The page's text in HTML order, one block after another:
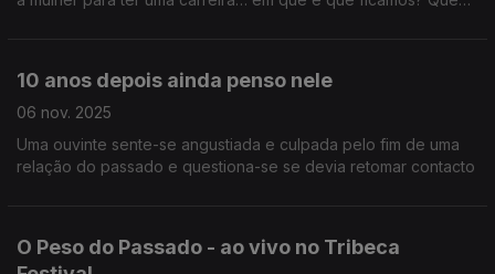
10 anos depois ainda penso nele
06 nov. 2025
Uma ouvinte sente-se angustiada e culpada pelo fim de uma
relação do passado e questiona-se se devia retomar contacto
O Peso do Passado - ao vivo no Tribeca